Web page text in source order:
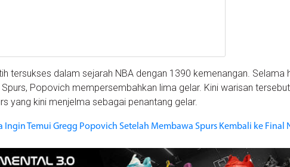
tersukses dalam sejarah NBA dengan 1390 kemenangan. Selama
Popovich mempersembahkan lima gelar. Kini warisan
yang kini menjelma sebagai penantang gelar.
Ingin Temui Gregg Popovich Setelah Membawa Spurs Kembali ke Final